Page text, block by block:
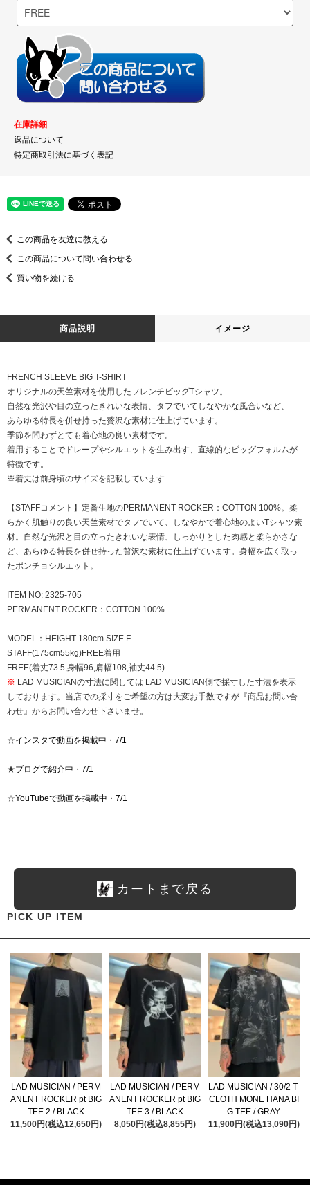
在庫詳細
返品について
特定商取引法に基づく表記
この商品を友達に教える
この商品について問い合わせる
買い物を続ける
商品説明 イメージ
FRENCH SLEEVE BIG T-SHIRT
オリジナルの天竺素材を使用したフレンチビッグTシャツ。
自然な光沢や目の立ったきれいな表情、タフでいてしなやかな風合いなど、
あらゆる特長を併せ持った贅沢な素材に仕上げています。
季節を問わずとても着心地の良い素材です。
着用することでドレープやシルエットを生み出す、直線的なビッグフォルムが
特徴です。
※着丈は前身頃のサイズを記載しています
【STAFFコメント】定番生地のPERMANENT ROCKER：COTTON 100%。柔
らかく肌触りの良い天竺素材でタフでいて、しなやかで着心地のよいTシャツ素
材。自然な光沢と目の立ったきれいな表情、しっかりとした肉感と柔らかさな
ど、あらゆる特長を併せ持った贅沢な素材に仕上げています。身幅を広く取っ
たポンチョシルエット。
ITEM NO: 2325-705
PERMANENT ROCKER：COTTON 100%
MODEL：HEIGHT 180cm SIZE F
STAFF(175cm55kg)FREE着用
FREE(着丈73.5,身幅96,肩幅108,袖丈44.5)
※ LAD MUSICIANの寸法に関しては LAD MUSICIAN側で採寸した寸法を表示
しております。当店での採寸をご希望の方は大変お手数ですが『商品お問い合
わせ』からお問い合わせ下さいませ。
☆インスタで動画を掲載中・7/1
★ブログで紹介中・7/1
☆YouTubeで動画を掲載中・7/1
カートまで戻る
PICK UP ITEM
LAD MUSICIAN / PERM
ANENT ROCKER pt BIG
TEE 2 / BLACK
11,500円(税込12,650円)
LAD MUSICIAN / PERM
ANENT ROCKER pt BIG
TEE 3 / BLACK
8,050円(税込8,855円)
LAD MUSICIAN / 30/2 T-
CLOTH MONE HANA BI
G TEE / GRAY
11,900円(税込13,090円)